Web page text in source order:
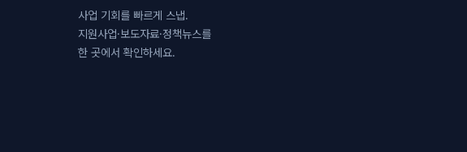
사업 기회를 빠르게 스냅.
지원사업·보도자료·정책뉴스를
한 곳에서 확인하세요.